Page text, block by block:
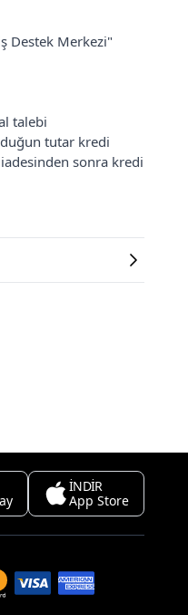
Destek Merkezi"
talebi
tutar kredi
sonra kredi
İNDİR
App Store